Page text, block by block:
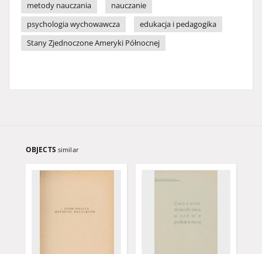
metody nauczania
nauczanie
psychologia wychowawcza
edukacja i pedagogika
Stany Zjednoczone Ameryki Północnej
OBJECTS similar